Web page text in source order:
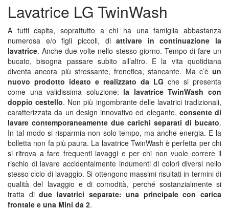
Lavatrice LG TwinWash
A tutti capita, soprattutto a chi ha una famiglia abbastanza
numerosa e/o figli piccoli, diattivare in continuazione la
lavatrice. Anche due volte nello stesso giorno. Tempo di fare un
bucato, bisogna passare subito all’altro. E la vita quotidiana
diventa ancora più stressante, frenetica, stancante. Ma c’è un
nuovo prodotto ideato e realizzato da LG che si presenta
come una validissima soluzione: la lavatrice TwinWash con
doppio cestello. Non più ingombrante delle lavatrici tradizionali,
caratterizzata da un design innovativo ed elegante, consente di
lavare contemporaneamente due carichi separati di bucato.
In tal modo si risparmia non solo tempo, ma anche energia. E la
bolletta non fa più paura. La lavatrice TwinWash è perfetta per chi
si ritrova a fare frequenti lavaggi e per chi non vuole correre il
rischio di lavare accidentalmente indumenti di colori diversi nello
stesso ciclo di lavaggio. Si ottengono massimi risultati in termini di
qualità del lavaggio e di comodità, perché sostanzialmente si
tratta didue lavatrici separate: una principale con carica
frontale e una Mini da 2.